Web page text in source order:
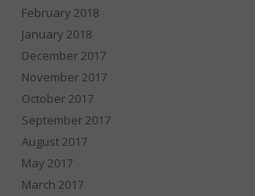
February 2018
January 2018
December 2017
November 2017
October 2017
September 2017
August 2017
May 2017
March 2017